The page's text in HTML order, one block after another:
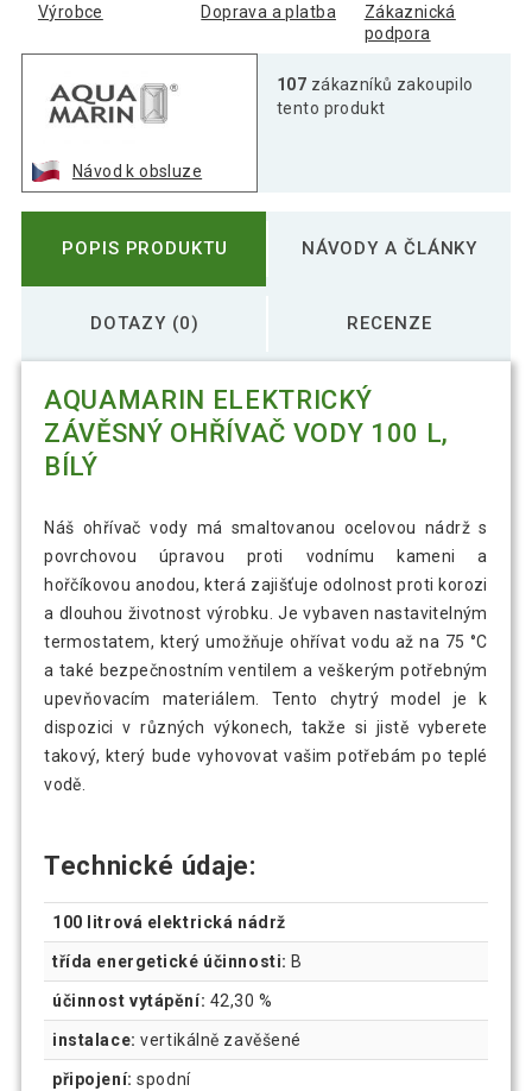
Výrobce Doprava a platba
Zákaznická
podpora
Návod k obsluze
107 zákazníků zakoupilo
tento produkt
POPIS PRODUKTU NÁVODY A ČLÁNKY
DOTAZY (0) RECENZE
AQUAMARIN ELEKTRICKÝ
ZÁVĚSNÝ OHŘÍVAČ VODY 100 L,
BÍLÝ
Náš ohřívač vody má smaltovanou ocelovou nádrž s
povrchovou úpravou proti vodnímu kameni a
hořčíkovou anodou, která zajišťuje odolnost proti korozi
a dlouhou životnost výrobku. Je vybaven nastavitelným
termostatem, který umožňuje ohřívat vodu až na 75 °C
a také bezpečnostním ventilem a veškerým potřebným
upevňovacím materiálem. Tento chytrý model je k
dispozici v různých výkonech, takže si jistě vyberete
takový, který bude vyhovovat vašim potřebám po teplé
vodě.
Technické údaje:
100 litrová elektrická nádrž
třída energetické účinnosti: B
účinnost vytápění: 42,30 %
instalace: vertikálně zavěšené
připojení: spodní